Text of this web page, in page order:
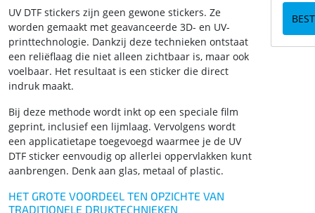
UV DTF stickers zijn geen gewone stickers. Ze
worden gemaakt met geavanceerde 3D- en UV-
printtechnologie. Dankzij deze technieken ontstaat
een reliëflaag die niet alleen zichtbaar is, maar ook
voelbaar. Het resultaat is een sticker die direct
indruk maakt.
Bij deze methode wordt inkt op een speciale film
geprint, inclusief een lijmlaag. Vervolgens wordt
een applicatietape toegevoegd waarmee je de UV
DTF sticker eenvoudig op allerlei oppervlakken kunt
aanbrengen. Denk aan glas, metaal of plastic.
HET GROTE VOORDEEL TEN OPZICHTE VAN
TRADITIONELE DRUKTECHNIEKEN